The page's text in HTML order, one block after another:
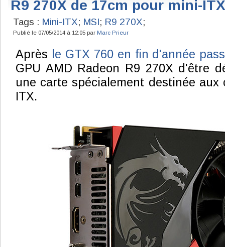
R9 270X de 17cm pour mini-
Tags : Mini-ITX; MSI; R9 270X;
Publié le 07/05/2014 à 12:05 par Marc Prieur
Après
le GTX 760 en fin d'année
GPU AMD Radeon R9 270X d'être
une carte spécialement destinée
ITX.